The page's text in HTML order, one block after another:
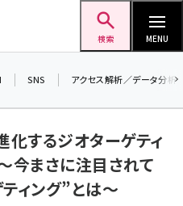
検索 MENU
SNS アクセス解析／データ分析
するジオターゲティ
今まさに注目されて
ィング”とは～
差